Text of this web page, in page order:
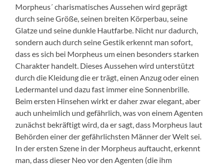
Morpheus´ charismatisches Aussehen wird geprägt
durch seine Größe, seinen breiten Körperbau, seine
Glatze und seine dunkle Hautfarbe. Nicht nur dadurch,
sondern auch durch seine Gestik erkennt man sofort,
dass es sich bei Morpheus um einen besonders starken
Charakter handelt. Dieses Aussehen wird unterstützt
durch die Kleidung die er trägt, einen Anzug oder einen
Ledermantel und dazu fast immer eine Sonnenbrille.
Beim ersten Hinsehen wirkt er daher zwar elegant, aber
auch unheimlich und gefährlich, was von einem Agenten
zunächst bekräftigt wird, da er sagt, dass Morpheus laut
Behörden einer der gefährlichsten Männer der Welt sei.
In der ersten Szene in der Morpheus auftaucht, erkennt
man, dass dieser Neo vor den Agenten (die ihm